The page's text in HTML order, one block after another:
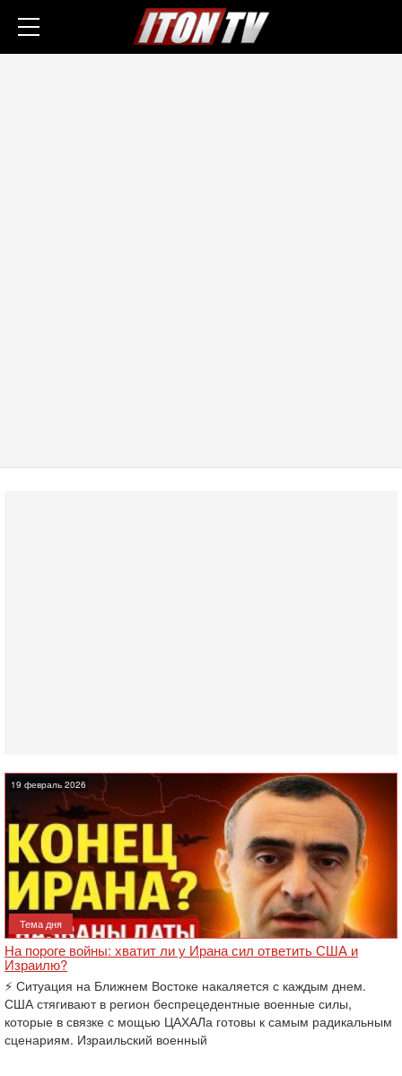
19 февраль 2026
Тема дня
На пороге войны: хватит ли у Ирана сил ответить США и
Израилю?
⚡️ Ситуация на Ближнем Востоке накаляется с каждым днем.
США стягивают в регион беспрецедентные военные силы,
которые в связке с мощью ЦАХАЛа готовы к самым радикальным
сценариям. Израильский военный